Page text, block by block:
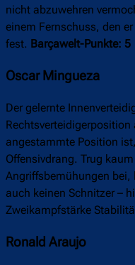
nicht abzuwehren
einem Fernschuss, den
fest. Barçawelt-Punkte: 5
Oscar Mingueza
Der gelernte
angestammte Position
Offensivdrang. Trug
Angriffsbemühungen bei,
auch keinen Schnitzer –
Zweikampfstärke
Ronald Araujo